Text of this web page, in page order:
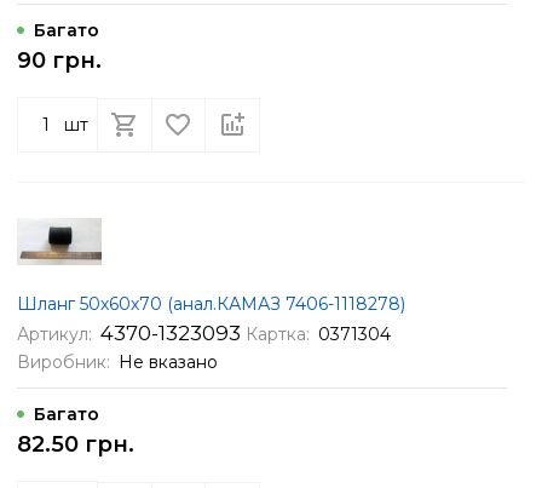
Багато
90 грн.
шт
Шланг 50х60х70 (анал.КАМАЗ 7406-1118278)
Артикул: 4370-1323093 Картка: 0371304
Виробник:
Не вказано
Багато
82.50 грн.